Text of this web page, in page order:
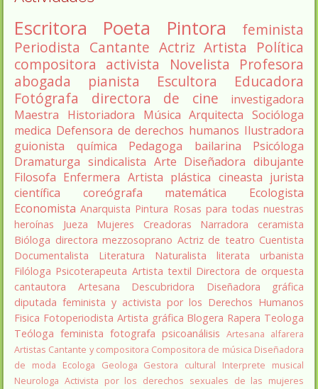
Escritora Poeta Pintora
feminista
Periodista Cantante Actriz Artista
Política
compositora activista Novelista
Profesora
abogada
pianista Escultora
Educadora
Fotógrafa
directora de cine
investigadora
Maestra
Historiadora Música Arquitecta Socióloga
medica Defensora de derechos humanos Ilustradora
guionista
química Pedagoga bailarina
Psicóloga
Dramaturga sindicalista Arte Diseñadora dibujante
Filosofa Enfermera Artista plástica cineasta jurista
científica
coreógrafa matemática
Ecologista
Economista Anarquista Pintura Rosas para todas nuestras
heroínas
Jueza Mujeres Creadoras Narradora
ceramista
Bióloga directora mezzosoprano Actriz de teatro Cuentista
Documentalista
Literatura Naturalista literata
urbanista
Filóloga Psicoterapeuta Artista textil Directora de orquesta
cantautora
Artesana Descubridora
Diseñadora gráfica
diputada feminista y activista por los Derechos Humanos
Fisica Fotoperiodista Artista gráfica Blogera Rapera Teologa
Teóloga feminista fotografa psicoanálisis Artesana alfarera
Artistas Cantante y compositora Compositora de música Diseñadora
de moda
Ecologa Geologa Gestora cultural
Interprete musical
Neurologa Activista por los derechos sexuales de las mujeres